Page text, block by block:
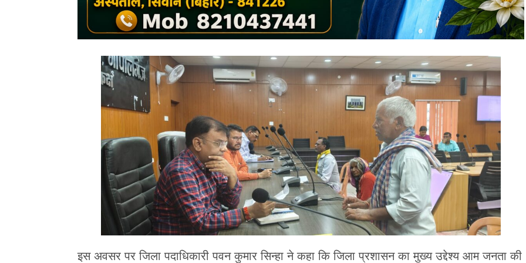
इस अवसर पर जिला पदाधिकारी पवन कुमार सिन्हा ने कहा कि जिला प्रशासन का मुख्य उद्देश्य आम जनता की